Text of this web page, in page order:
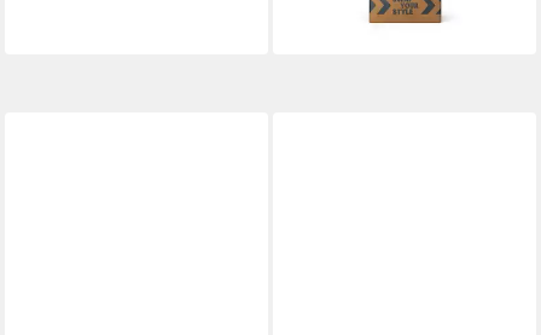
+37